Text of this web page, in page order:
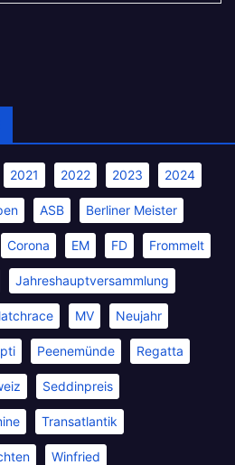
2021 2022 2023 2024
ASB Berliner Meister
Corona EM FD Frommelt
Jahreshauptversammlung
MV Neujahr
Peenemünde Regatta
Seddinpreis
Transatlantik
Winfried